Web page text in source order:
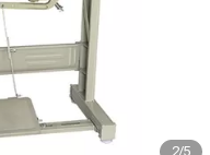
2/5